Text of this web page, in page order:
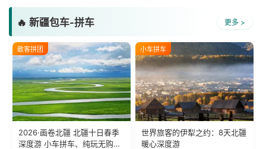
🔥 新疆包车-拼车 更多 >
散客拼团
2026·画卷北疆 北疆十日春季
深度游 小车拼车、纯玩无购
小车拼车
世界旅客的伊犁之约：8天北疆
暖心深度游